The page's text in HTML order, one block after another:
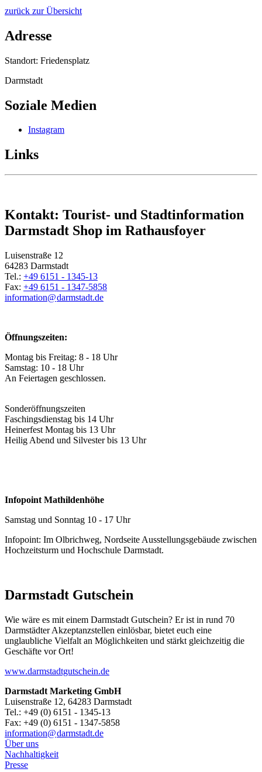
zurück zur Übersicht
Adresse
Standort: Friedensplatz
Darmstadt
Soziale Medien
Instagram
Links
Kontakt: Tourist- und Stadtinformation
Darmstadt Shop im Rathausfoyer
Luisenstraße 12
64283 Darmstadt
Tel.: +49 6151 - 1345-13
Fax: +49 6151 - 1347-5858
information@darmstadt.de
Öffnungszeiten:
Montag bis Freitag: 8 - 18 Uhr
Samstag: 10 - 18 Uhr
An Feiertagen geschlossen.
Sonderöffnungszeiten
Faschingsdienstag bis 14 Uhr
Heinerfest Montag bis 13 Uhr
Heilig Abend und Silvester bis 13 Uhr
Infopoint Mathildenhöhe
Samstag und Sonntag 10 - 17 Uhr
Infopoint: Im Olbrichweg, Nordseite Ausstellungsgebäude zwischen
Hochzeitsturm und Hochschule Darmstadt.
Darmstadt Gutschein
Wie wäre es mit einem Darmstadt Gutschein? Er ist in rund 70
Darmstädter Akzeptanzstellen einlösbar, bietet euch eine
unglaubliche Vielfalt an Möglichkeiten und stärkt gleichzeitig die
Geschäfte vor Ort!
www.darmstadtgutschein.de
Darmstadt Marketing GmbH
Luisenstraße 12, 64283 Darmstadt
Tel.: +49 (0) 6151 - 1345-13
Fax: +49 (0) 6151 - 1347-5858
information@darmstadt.de
Über uns
Nachhaltigkeit
Presse